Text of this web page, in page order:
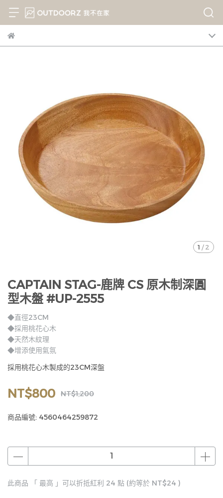
1 / 2
CAPTAIN STAG-鹿牌 CS 原木制深圓
型木盤 #UP-2555
◆直徑23CM
◆採用桃花心木
◆天然木紋理
◆增添使用氣氛
採用桃花心木製成的23CM深盤
NT$800 NT$1,200
商品編號: 4560464259872
此商品 「 最高 」可以折抵紅利 24 點 (約等於 NT$24 )